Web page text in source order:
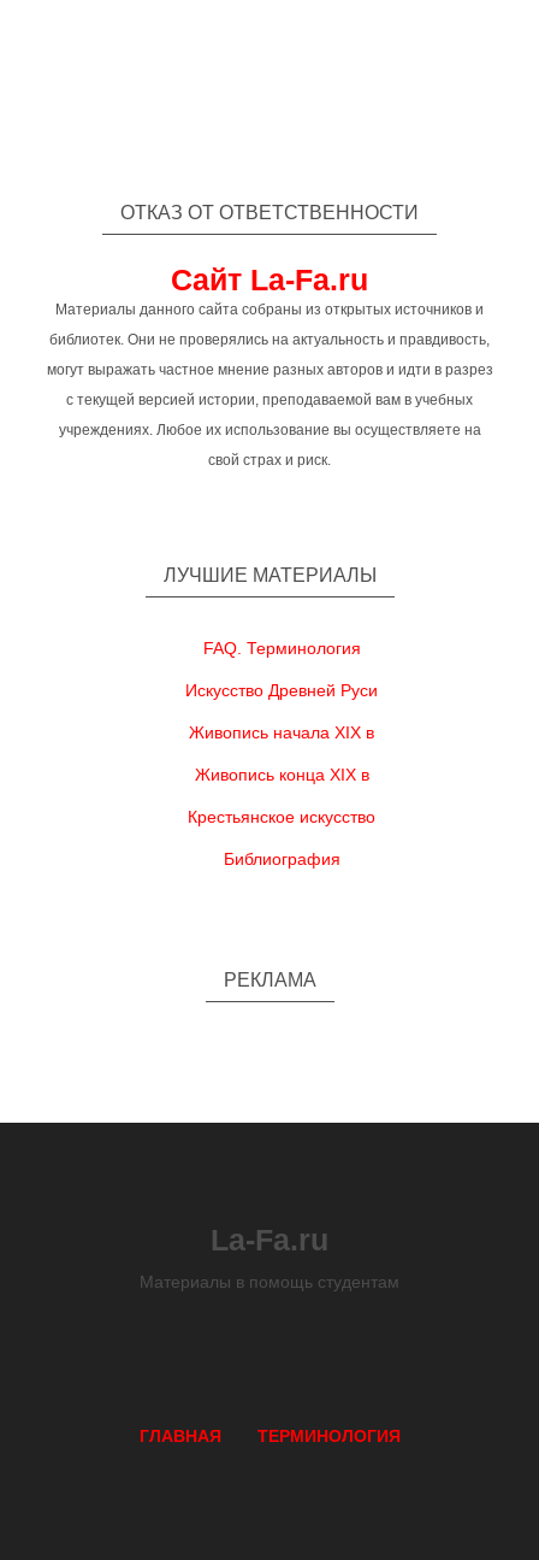
ОТКАЗ ОТ ОТВЕТСТВЕННОСТИ
Сайт La-Fa.ru
Материалы данного сайта собраны из открытых источников и
библиотек. Они не проверялись на актуальность и правдивость,
могут выражать частное мнение разных авторов и идти в разрез
с текущей версией истории, преподаваемой вам в учебных
учреждениях. Любое их использование вы осуществляете на
свой страх и риск.
ЛУЧШИЕ МАТЕРИАЛЫ
FAQ. Терминология
Искусство Древней Руси
Живопись начала XIX в
Живопись конца XIX в
Крестьянское искусство
Библиография
РЕКЛАМА
La-Fa.ru
Материалы в помощь студентам
ГЛАВНАЯ ТЕРМИНОЛОГИЯ